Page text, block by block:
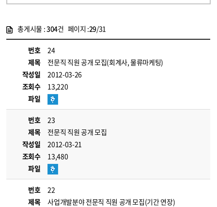
총게시물 :304건 페이지 :29/31
번호
24
제목
전문직 직원 공개 모집(회계사, 물류마케팅)
작성일
2012-03-26
조회수
13,220
파일
번호
23
제목
전문직 직원 공개 모집
작성일
2012-03-21
조회수
13,480
파일
번호
22
제목
사업개발분야 전문직 직원 공개 모집(기간 연장)